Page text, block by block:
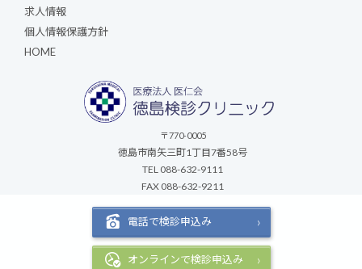
求人情報
個人情報保護方針
HOME
〒770-0005
徳島市南矢三町1丁目7番58号
TEL 088-632-9111
FAX 088-632-9211
Copyright © 2026. All rights reserved.
電話で検診申込み
オンラインで検診申込み